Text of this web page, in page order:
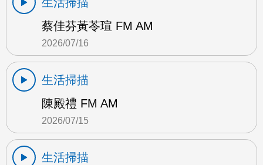
蔡佳芬黃苓瑄 FM AM
2026/07/16
生活掃描
陳殿禮 FM AM
2026/07/15
生活掃描